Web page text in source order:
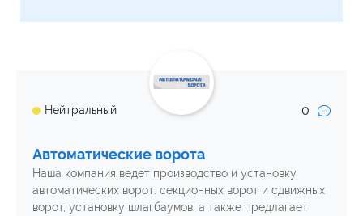
Нейтральный 0
Автоматические ворота
Наша компания ведет производство и установку
автоматических ворот: секционных ворот и сдвижных
ворот, установку шлагбаумов, а также предлагает